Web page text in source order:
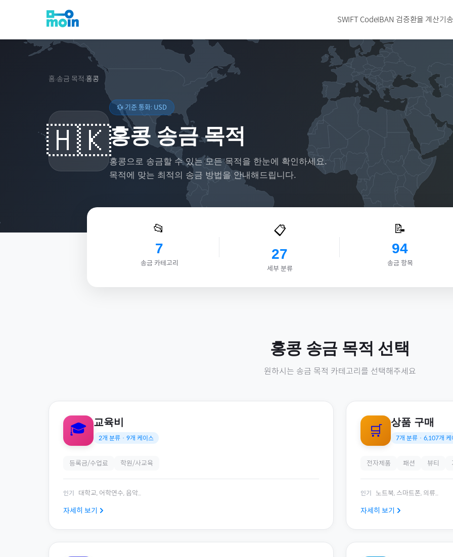
SWIFT CodeIBAN 검증환율 계산기
홈›송금 목적 ›홍콩
🇭🇰
💱 기준 통화: USD
홍콩 송금 목적
홍콩으로 송금할 수 있는 모든 목적을 한눈에 확인하세요.
목적에 맞는 최적의 송금 방법을 안내해드립니다.
📂
7
송금 카테고리
📋
27
세부 분류
📝
94
송금 항목
홍콩 송금 목적 선택
원하시는 송금 목적 카테고리를 선택해주세요
🎓 교육비
2개 분류 · 9개 케이스
등록금/수업료 학원/사교육
인기 대학교, 어학연수, 음악...
자세히 보기
🛒 상품 구매
7개 분류 · 6,107개 케
전자제품 패션 뷰티
인기 노트북, 스마트폰, 의류...
자세히 보기